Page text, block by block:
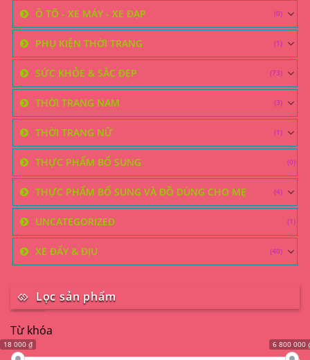
Ô TÔ - XE MÁY - XE ĐẠP (0)
PHỤ KIỆN THỜI TRANG (1)
SỨC KHỎE & SẮC ĐẸP (73)
THỜI TRANG NAM (3)
THỜI TRANG NỮ (1)
THỰC PHẨM BỔ SUNG (0)
THỰC PHẨM BỔ SUNG VÀ ĐỒ DÙNG CHO MẸ (4)
UNCATEGORIZED (1)
XE ĐẨY & ĐỊU (40)
Lọc sản phẩm
Từ khóa
18 000 ₫ 6 800 000